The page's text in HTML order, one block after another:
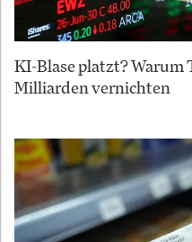
KI-Blase platzt?
Milliarden vernichten